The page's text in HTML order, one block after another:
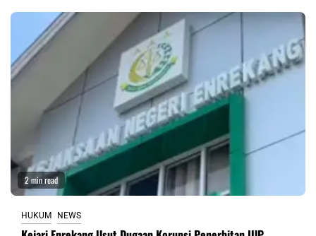
2 min read
HUKUM NEWS